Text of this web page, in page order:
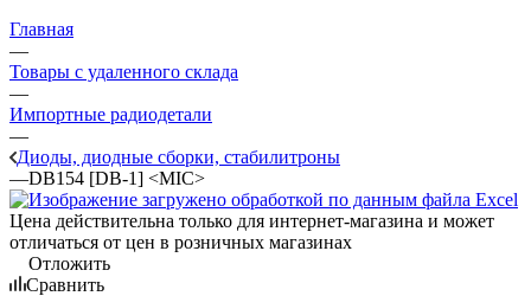
Главная
—
Товары с удаленного склада
—
Импортные радиодетали
—
Диоды, диодные сборки, стабилитроны
—DB154 [DB-1] <MIC>
Цена действительна только для интернет-магазина и может
отличаться от цен в розничных магазинах
Отложить
Сравнить